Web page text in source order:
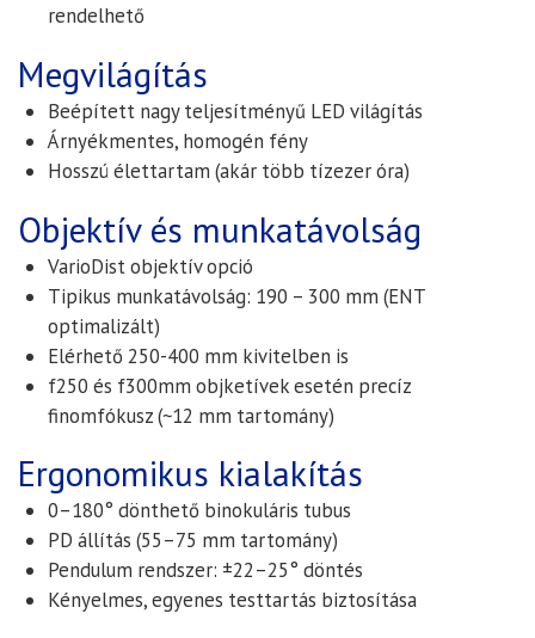
rendelhető
Megvilágítás
Beépített nagy teljesítményű LED világítás
Árnyékmentes, homogén fény
Hosszú élettartam (akár több tízezer óra)
Objektív és munkatávolság
VarioDist objektív opció
Tipikus munkatávolság: 190 – 300 mm (ENT
optimalizált)
Elérhető 250-400 mm kivitelben is
f250 és f300mm objketívek esetén precíz
finomfókusz (~12 mm tartomány)
Ergonomikus kialakítás
0–180° dönthető binokuláris tubus
PD állítás (55–75 mm tartomány)
Pendulum rendszer: ±22–25° döntés
Kényelmes, egyenes testtartás biztosítása